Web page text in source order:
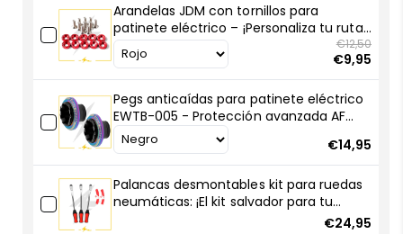
MAX
G3
7,5
Offroad
con
GEL
-
Protección
total
MAX
G3
E
70/60-
7,5
Offroad
con
GEL
-
Protección
total
Arandelas JDM con tornillos para
patinete eléctrico – ¡Personaliza tu ruta
con estilo racing!
€12,50
€9,95
Pegs anticaídas para patinete eléctrico
EWTB-005 - Protección avanzada AF
SCOOTERS
€14,95
Palancas desmontables kit para ruedas
neumáticas: ¡El kit salvador para tu
€24,95